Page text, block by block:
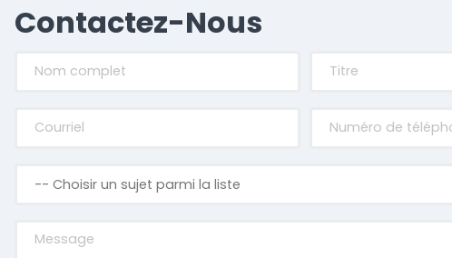
Contactez-Nous
-- Choisir un sujet parmi la liste